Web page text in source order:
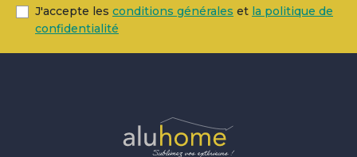
J'accepte les conditions générales et la politique de
confidentialité